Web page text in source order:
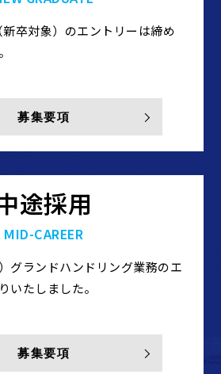
卒対象）のエントリーは締め
募集要項
途採用
MID-CAREER
グランドハンドリング業務のエ
いたしました。
募集要項